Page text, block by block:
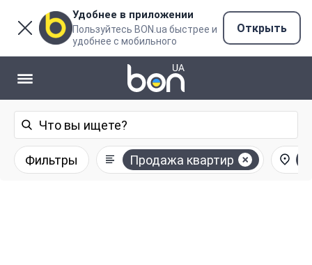
Удобнее в приложении
Пользуйтесь BON.ua быстрее и
удобнее с мобильного
Открыть
Фильтры Продажа квартир